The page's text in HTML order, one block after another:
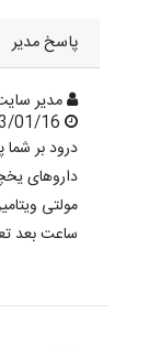
پاسخ مدیر
مدیر
درود بر
داروهای
ساعت بعد